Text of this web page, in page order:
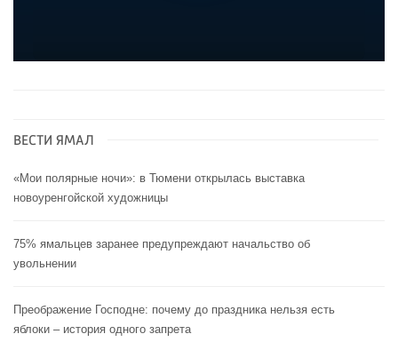
ВЕСТИ ЯМАЛ
«Мои полярные ночи»: в Тюмени открылась выставка
новоуренгойской художницы
75% ямальцев заранее предупреждают начальство об
увольнении
Преображение Господне: почему до праздника нельзя есть
яблоки – история одного запрета